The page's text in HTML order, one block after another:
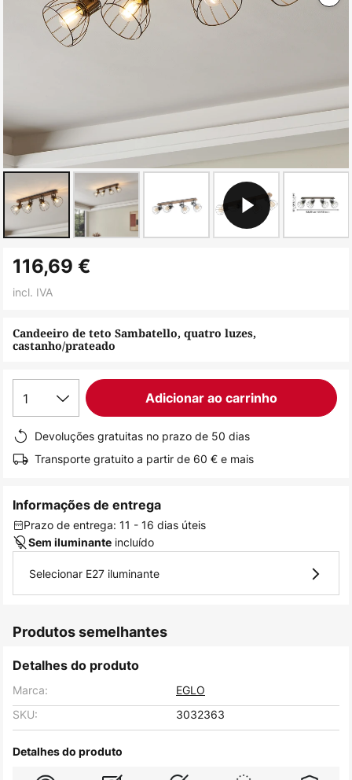
para
da
Galeria
Candeeiro de teto Sambatello, quatro luzes,
castanho/prateado
116,69 €
incl. IVA
1 Adicionar ao carrinho
Devoluções gratuitas no prazo de 50 dias
Transporte gratuito a partir de 60 € e mais
Informações de entrega
Prazo de entrega: 11 - 16 dias úteis
Sem iluminante incluído
Selecionar E27 iluminante
Produtos semelhantes
Detalhes do produto
Marca:
EGLO
SKU:
3032363
Detalhes do produto